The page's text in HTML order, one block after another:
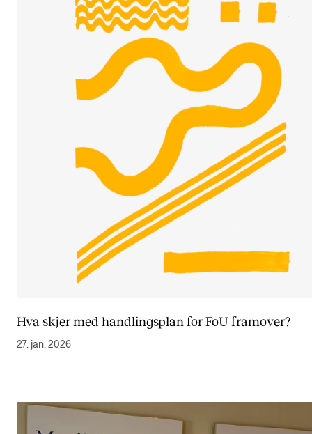
Hva skjer med handlingsplan for FoU framover?
27. jan. 2026